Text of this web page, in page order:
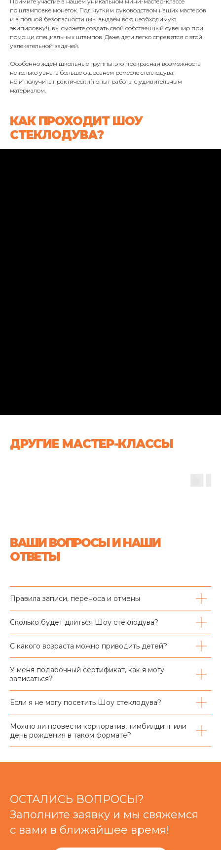
по штамповке монеток. Под чутким руководством наших мастеров
и в полной безопасности (мы выдаем всю необходимую
экипировку!), вы сможете создать свой собственный сувенир при
помощи специальных штампов. Даже дети легко справятся с этой
увлекательной задачей.
Особенно ждем школьные группы: это прекрасная возможность
не только узнать больше о древнем ремесле стеклодува,
но и получить практический опыт работы с удивительным
материалом.
КАК ПРОХОДИТ ШОУ
СТЕКЛОДУВА?
ДРУГИЕ МАСТЕР-КЛАССЫ
ВАШИ ВОПРОСЫ И НАШИ
ОТВЕТЫ
Правила записи, переноса и отмены
Сколько будет длиться Шоу стеклодува?
С какого возраста можно приводить детей?
У меня подарочный сертификат, как я могу
записаться?
Если я не могу посетить Шоу стеклодува?
Можно ли провести корпоратив, тимбилдинг или
день рождения в таком формате?
ОСТАЛИСЬ ВОПРОСЫ?
Заполните заявку и мы свяжемся
с вами в ближайшее время!